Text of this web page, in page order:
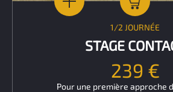
1/2 JOURNÉE
STAGE
239 €
Pour une première approche